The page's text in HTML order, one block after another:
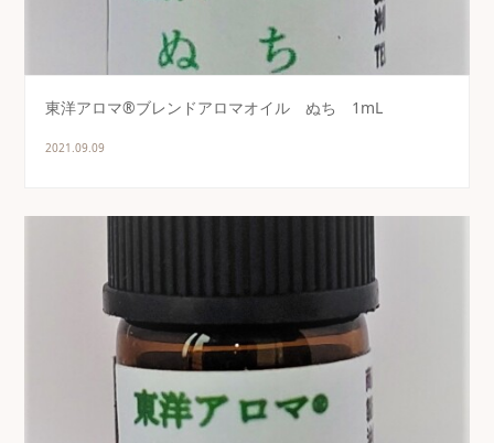
東洋アロマ®ブレンドアロマオイル ぬち 1mL
2021.09.09